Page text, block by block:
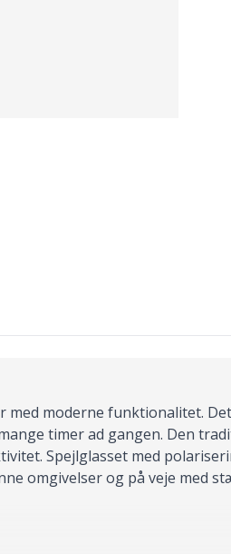
med moderne funktionalitet.
timer ad gangen. Den
Spejlglasset med
omgivelser og på veje med